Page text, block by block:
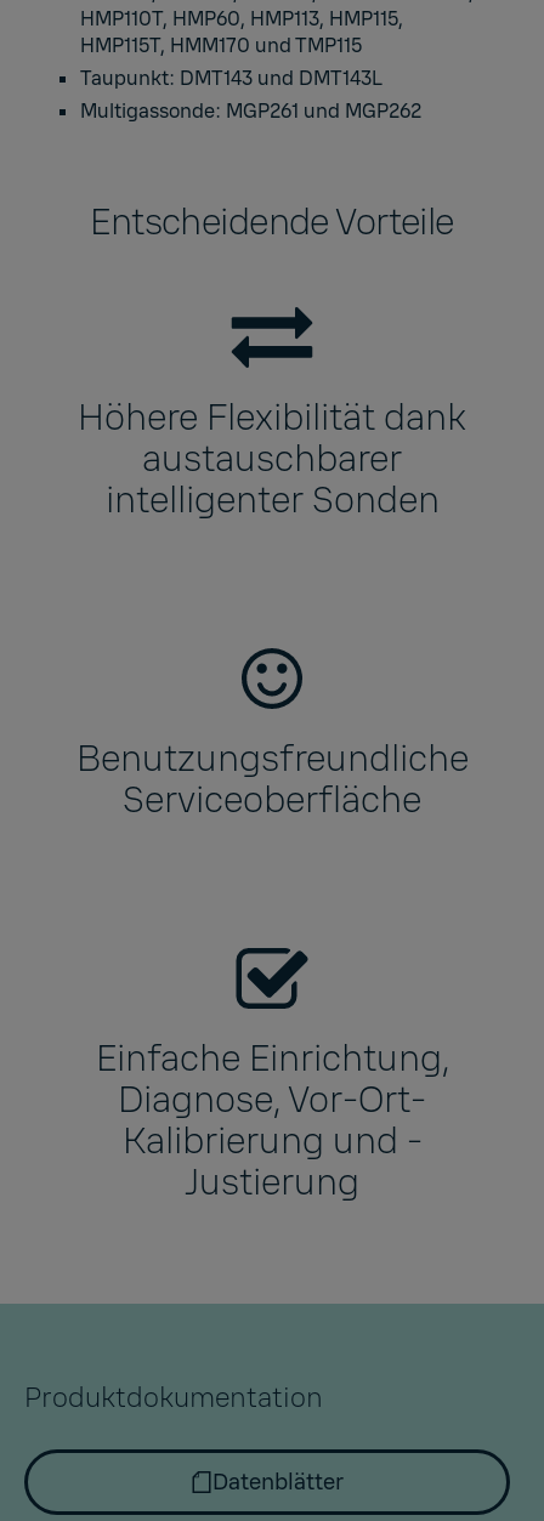
HMP110T, HMP60, HMP113, HMP115,
HMP115T, HMM170 und TMP115
Taupunkt: DMT143 und DMT143L
Multigassonde: MGP261 und MGP262
Entscheidende Vorteile
Höhere Flexibilität dank
austauschbarer
intelligenter Sonden
Benutzungsfreundliche
Serviceoberfläche
Einfache Einrichtung,
Diagnose, Vor-Ort-
Kalibrierung und -
Justierung
Produktdokumentation
Datenblätter